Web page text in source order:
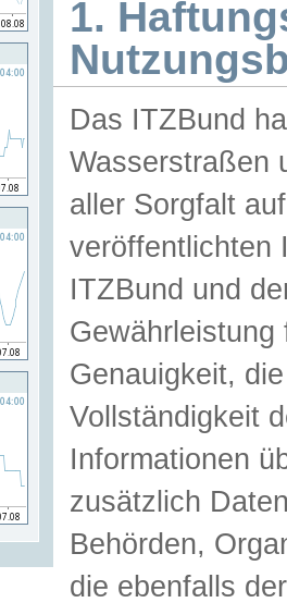
1.
Das ITZBund
Wasserstraßen
aller Sorgfalt
veröffentlichten
ITZBund und
Genauigkeit,
Vollständigkeit
Informationen
zusätzlich
Behörden,
die ebenfalls